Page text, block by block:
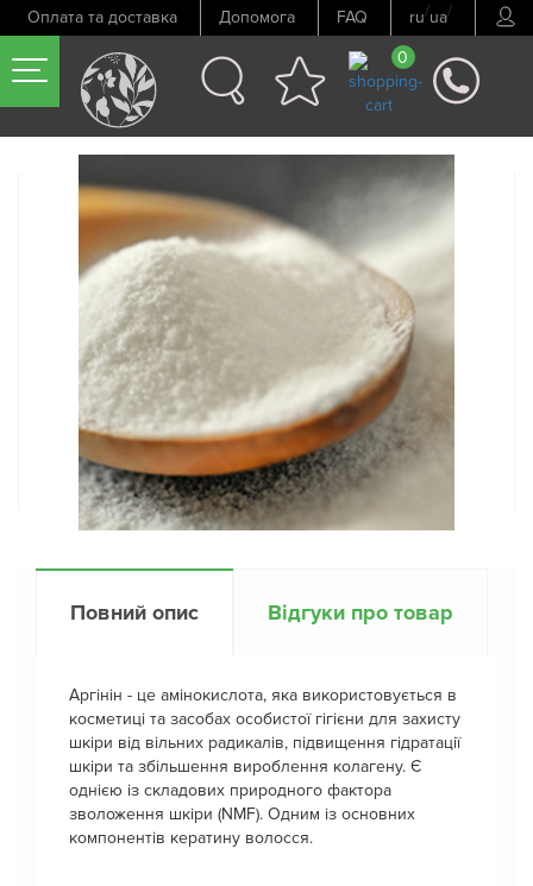
Оплата та доставка Допомога FAQ ru/ua/
0
Попередній товар Наступний товар
Повний опис Відгуки про товар
Аргінін - це амінокислота, яка використовується в
косметиці та засобах особистої гігієни для захисту
шкіри від вільних радикалів, підвищення гідратації
шкіри та збільшення вироблення колагену. Є
однією із складових природного фактора
зволоження шкіри (NMF). Одним із основних
компонентів кератину волосся.